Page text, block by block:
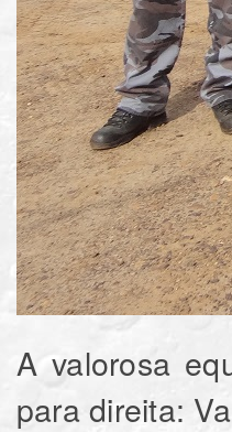
A valorosa
para direita: